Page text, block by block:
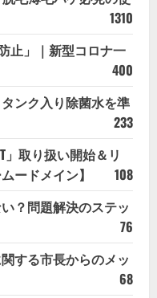
1310
止」｜新型コロナ一
400
ンク入り除菌水を準
233
」取り扱い開始＆リ
ードメイン】
108
？問題解決のステッ
76
する市長からのメッ
68